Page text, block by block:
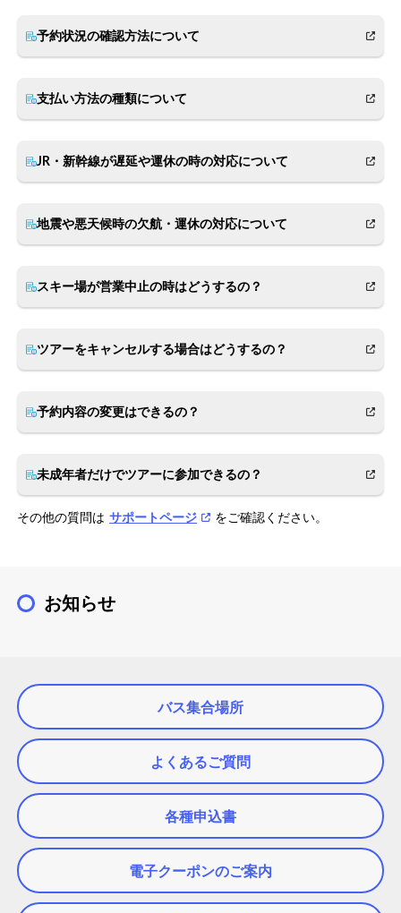
予約状況の確認方法について
支払い方法の種類について
JR・新幹線が遅延や運休の時の対応について
地震や悪天候時の欠航・運休の対応について
スキー場が営業中止の時はどうするの？
ツアーをキャンセルする場合はどうするの？
予約内容の変更はできるの？
未成年者だけでツアーに参加できるの？
その他の質問は サポートページ をご確認ください。
お知らせ
バス集合場所
よくあるご質問
各種申込書
電子クーポンのご案内